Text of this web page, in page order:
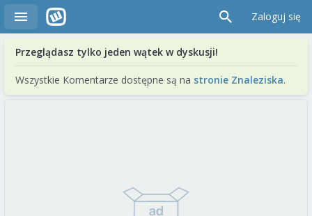
Zaloguj się
Przeglądasz tylko jeden wątek w dyskusji!
Wszystkie Komentarze dostępne są na stronie Znaleziska.